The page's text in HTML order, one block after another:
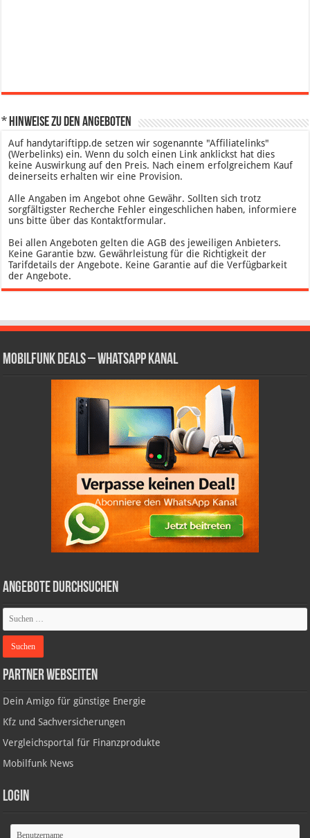
* Hinweise zu den Angeboten
Auf handytariftipp.de setzen wir sogenannte "Affiliatelinks"
(Werbelinks) ein. Wenn du solch einen Link anklickst hat dies
keine Auswirkung auf den Preis. Nach einem erfolgreichem Kauf
deinerseits erhalten wir eine Provision.
Alle Angaben im Angebot ohne Gewähr. Sollten sich trotz
sorgfältigster Recherche Fehler eingeschlichen haben, informiere
uns bitte über das Kontaktformular.
Bei allen Angeboten gelten die AGB des jeweiligen Anbieters.
Keine Garantie bzw. Gewährleistung für die Richtigkeit der
Tarifdetails der Angebote. Keine Garantie auf die Verfügbarkeit
der Angebote.
Mobilfunk Deals – WhatsApp Kanal
Angebote durchsuchen
Partner Webseiten
Dein Amigo für günstige Energie
Kfz und Sachversicherungen
Vergleichsportal für Finanzprodukte
Mobilfunk News
Login